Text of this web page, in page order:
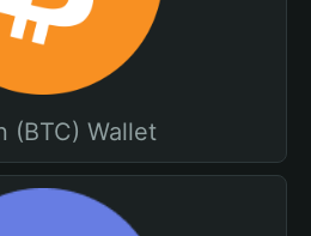
(BTC) Wallet